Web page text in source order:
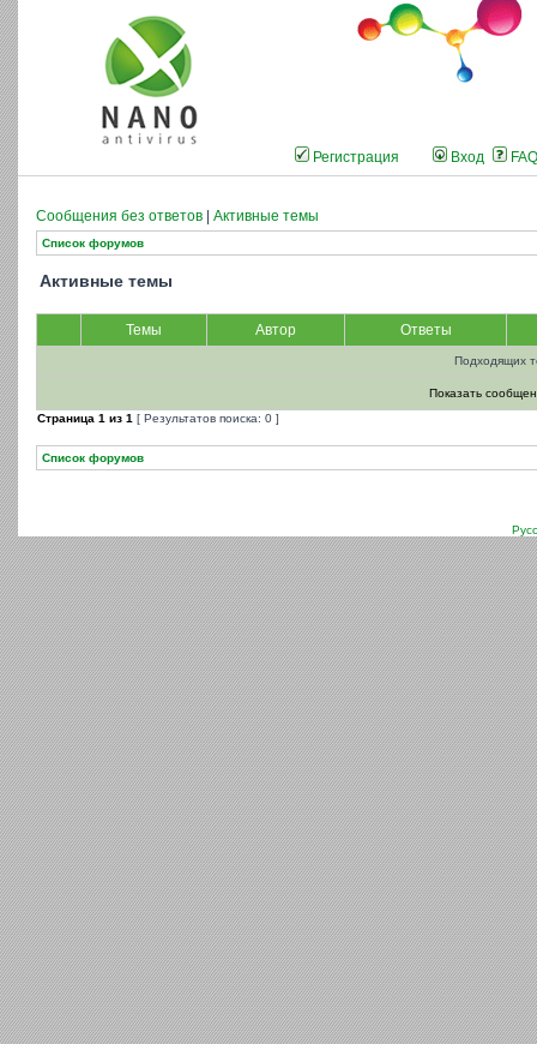
Регистрация Вход FAQ
Сообщения без ответов Активные темы
Список форумов
Активные темы
Темы Автор Ответы
Подходящих
Показать
Страница 1 из 1 [ Результатов поиска: 0 ]
Список форумов